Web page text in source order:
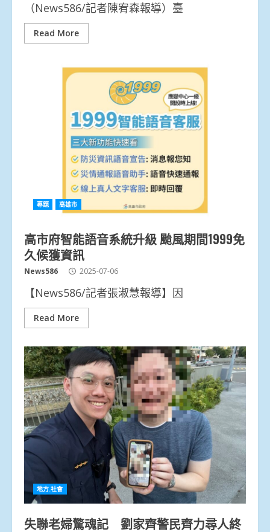
（News586/記者陳宥森報導）臺
Read More
專題 高雄市
高市府智能語音系統升級 颱風期間1999免
久候獲資訊
News586 2025-07-06
【News586/記者張淑慧報導】因
Read More
地方.社會
失聯老婦驚魂記 劉家齊警民齊力尋人終